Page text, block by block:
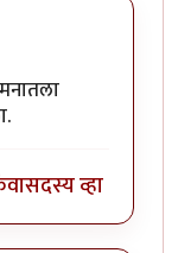
सदस्य व्हा